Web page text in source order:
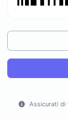
Assicurati di